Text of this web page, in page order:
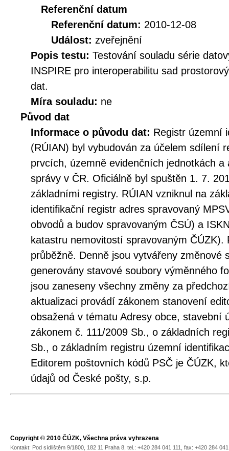
Referenční datum
Referenční datum: 2010-12-08
Událost: zveřejnění
Popis testu: Testování souladu série
INSPIRE pro interoperabilitu sad
dat.
Míra souladu: ne
Původ dat
Informace o původu dat: Registr územní
(RÚIAN) byl vybudován za účelem sdílení
prvcích, územně evidenčních jednotkách
správy v ČR. Oficiálně byl spuštěn 1. 7.
základními registry. RÚIAN vzniknul na
identifikační registr adres spravovaný
obvodů a budov spravovaným ČSÚ) a
katastru nemovitostí spravovaným ČÚZK).
průběžně. Denně jsou vytvářeny změnové
generovány stavové soubory výměnného
jsou zaneseny všechny změny za
aktualizaci provádí zákonem stanovení
obsažená v tématu Adresy obce, stavební
zákonem č. 111/2009 Sb., o základních
Sb., o základním registru územní
Editorem poštovních kódů PSČ je ČÚZK,
údajů od České pošty, s.p.
Copyright © 2010 ČÚZK, Všechna práva vyhrazena
Kontakt: Pod sídlištěm 9/1800, 182 11 Praha 8, tel.: +420 284 041 111, fax: +420 284